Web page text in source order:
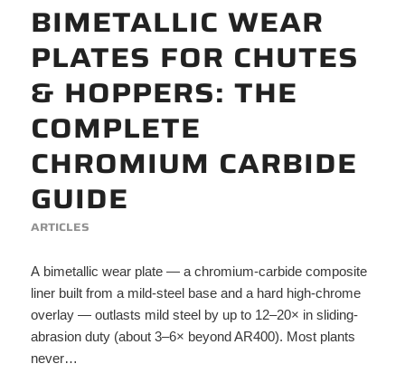
BIMETALLIC WEAR
PLATES FOR CHUTES
& HOPPERS: THE
COMPLETE
CHROMIUM CARBIDE
GUIDE
ARTICLES
A bimetallic wear plate — a chromium-carbide composite
liner built from a mild-steel base and a hard high-chrome
overlay — outlasts mild steel by up to 12–20× in sliding-
abrasion duty (about 3–6× beyond AR400). Most plants
never…